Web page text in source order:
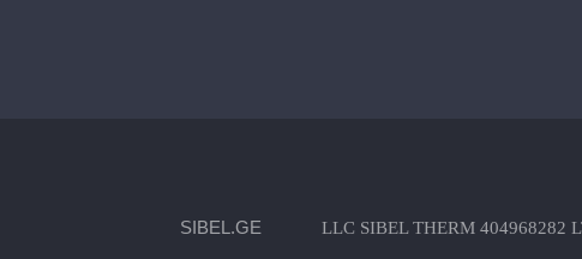
SIBEL.GE LLC SIBEL THERM